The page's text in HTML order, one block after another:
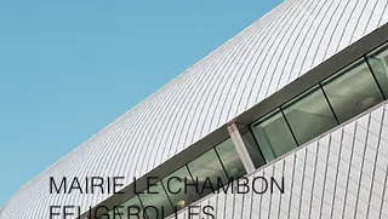
MAIRIE LE CHAMBON